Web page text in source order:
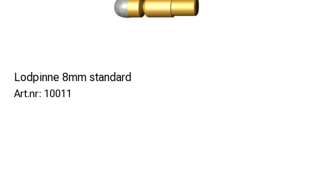
Lodpinne 8mm standard
10011